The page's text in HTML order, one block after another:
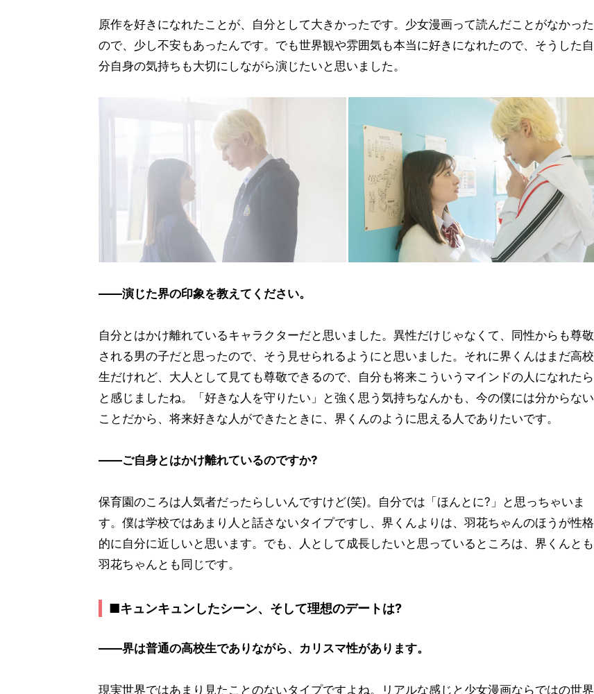
原作を好きになれたことが、自分として大きかったです。少女漫画って読んだことがなかった
ので、少し不安もあったんです。でも世界観や雰囲気も本当に好きになれたので、そうした自
分自身の気持ちも大切にしながら演じたいと思いました。
――演じた界の印象を教えてください。
自分とはかけ離れているキャラクターだと思いました。異性だけじゃなくて、同性からも尊敬
される男の子だと思ったので、そう見せられるようにと思いました。それに界くんはまだ高校
生だけれど、大人として見ても尊敬できるので、自分も将来こういうマインドの人になれたら
と感じましたね。「好きな人を守りたい」と強く思う気持ちなんかも、今の僕には分からない
ことだから、将来好きな人ができたときに、界くんのように思える人でありたいです。
――ご自身とはかけ離れているのですか?
保育園のころは人気者だったらしいんですけど(笑)。自分では「ほんとに?」と思っちゃいま
す。僕は学校ではあまり人と話さないタイプですし、界くんよりは、羽花ちゃんのほうが性格
的に自分に近しいと思います。でも、人として成長したいと思っているところは、界くんとも
羽花ちゃんとも同じです。
■キュンキュンしたシーン、そして理想のデートは?
――界は普通の高校生でありながら、カリスマ性があります。
現実世界ではあまり見たことのないタイプですよね。リアルな感じと少女漫画ならではの世界